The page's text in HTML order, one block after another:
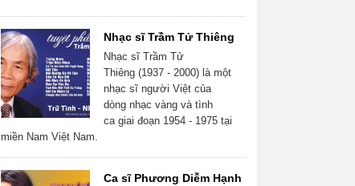
Nhạc sĩ Trầm Tử Thiêng
Nhạc sĩ Trầm Tử
Thiêng (1937 - 2000) là một
nhạc sĩ người Việt của
dòng nhạc vàng và tình
ca giai đoạn 1954 - 1975 tại
miền Nam Việt Nam.
Ca sĩ Phương Diễm Hạnh